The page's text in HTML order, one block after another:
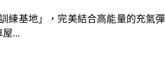
練基地」，完美結合高能量的充
...